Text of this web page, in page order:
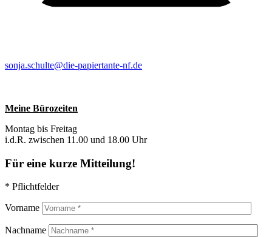
sonja.schulte@die-papiertante-nf.de
Meine Bürozeiten
Montag bis Freitag
i.d.R. zwischen 11.00 und 18.00 Uhr
Für eine kurze Mitteilung!
* Pflichtfelder
Vorname
Nachname